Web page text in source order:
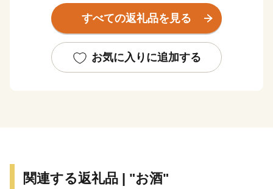
下部写真説明
①～②當麻寺…境内には、国宝指定の本堂・東塔・西
多くの貴重な文化財を伝えています。
③笛吹神社…正式には「葛木坐火雷神社」といい、漫画
相撲の開祖『當麻蹶速』を顕彰する目的で開館されまし
すべての返礼品を見る
お気に入りに追加する
関連する返礼品 | "お酒"